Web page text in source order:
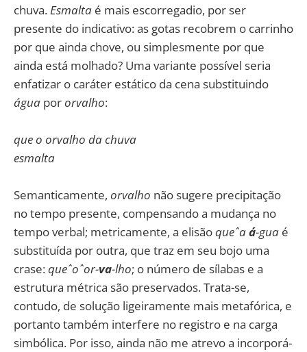
chuva.Esmalta é mais escorregadio, por ser
presente do indicativo: as gotas recobrem o carrinho
por que ainda chove, ou simplesmente por que
ainda está molhado? Uma variante possível seria
enfatizar o caráter estático da cena substituindo
água pororvalho:
que o orvalho da chuva
esmalta
Semanticamente, orvalho não sugere precipitação
no tempo presente, compensando a mudança no
tempo verbal; metricamente, a elisãoqueˆaá-gua é
substituída por outra, que traz em seu bojo uma
crase:queˆoˆor-va-lho; o número de sílabas e a
estrutura métrica são preservados. Trata-se,
contudo, de solução ligeiramente mais metafórica, e
portanto também interfere no registro e na carga
simbólica. Por isso, ainda não me atrevo a incorporá-